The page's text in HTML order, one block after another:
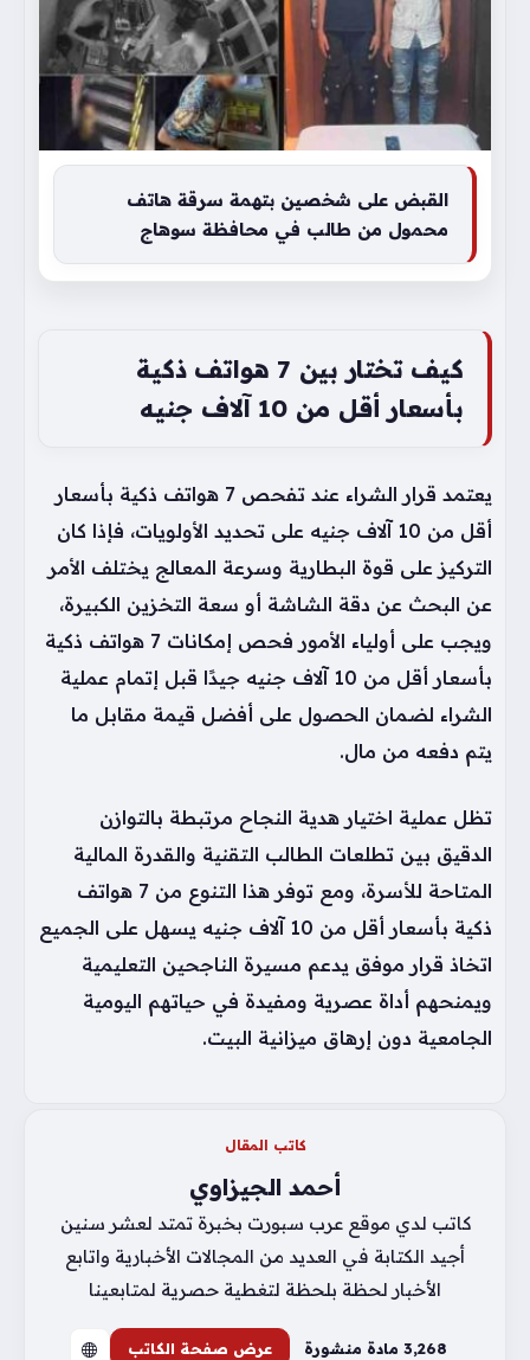
القبض على شخصين بتهمة سرقة هاتف
محمول من طالب في محافظة سوهاج
كيف تختار بين 7 هواتف ذكية
بأسعار أقل من 10 آلاف جنيه
يعتمد قرار الشراء عند تفحص 7 هواتف ذكية بأسعار
أقل من 10 آلاف جنيه على تحديد الأولويات، فإذا كان
التركيز على قوة البطارية وسرعة المعالج يختلف الأمر
عن البحث عن دقة الشاشة أو سعة التخزين الكبيرة،
ويجب على أولياء الأمور فحص إمكانات 7 هواتف ذكية
بأسعار أقل من 10 آلاف جنيه جيدًا قبل إتمام عملية
الشراء لضمان الحصول على أفضل قيمة مقابل ما
يتم دفعه من مال.
تظل عملية اختيار هدية النجاح مرتبطة بالتوازن
الدقيق بين تطلعات الطالب التقنية والقدرة المالية
المتاحة للأسرة، ومع توفر هذا التنوع من 7 هواتف
ذكية بأسعار أقل من 10 آلاف جنيه يسهل على الجميع
اتخاذ قرار موفق يدعم مسيرة الناجحين التعليمية
ويمنحهم أداة عصرية ومفيدة في حياتهم اليومية
الجامعية دون إرهاق ميزانية البيت.
كاتب المقال
أحمد الجيزاوي
كاتب لدي موقع عرب سبورت بخبرة تمتد لعشر سنين
أجيد الكتابة في العديد من المجالات الأخبارية واتابع
الأخبار لحظة بلحظة لتغطية حصرية لمتابعينا
3٬268 مادة منشورة عرض صفحة الكاتب